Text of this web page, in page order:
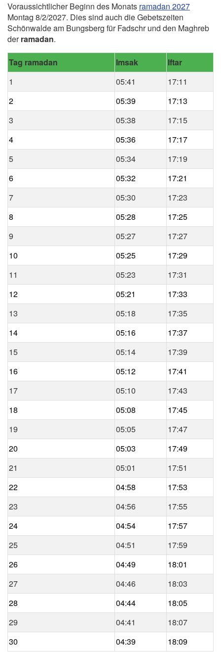
Voraussichtlicher Beginn des Monats ramadan 2027
Montag 8/2/2027. Dies sind auch die Gebetszeiten
Schönwalde am Bungsberg für Fadschr und den Maghreb
derramadan.
Tag ramadan Imsak
Iftar
1
05:41
17:11
2
05:39
17:13
3
05:38
17:15
4
05:36
17:17
5
05:34
17:19
6
05:32
17:21
7
05:30
17:23
8
05:28
17:25
9
05:27
17:27
10
05:25
17:29
11
05:23
17:31
12
05:21
17:33
13
05:18
17:35
14
05:16
17:37
15
05:14
17:39
16
05:12
17:41
17
05:10
17:43
18
05:08
17:45
19
05:05
17:47
20
05:03
17:49
21
05:01
17:51
22
04:58
17:53
23
04:56
17:55
24
04:54
17:57
25
04:51
17:59
26
04:49
18:01
27
04:46
18:03
28
04:44
18:05
29
04:41
18:07
30
04:39 18:09